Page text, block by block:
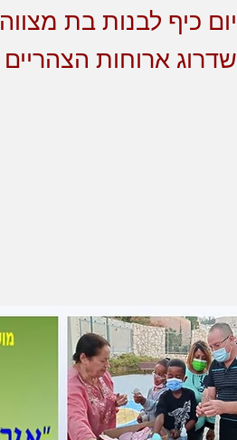
יום כיף לבנות בת מצווה
שדרוג ארוחות הצהריים